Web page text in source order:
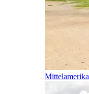
Mittelamerika